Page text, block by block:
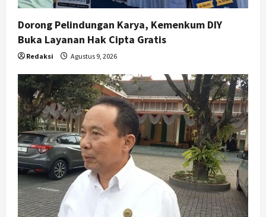
Dorong Pelindungan Karya, Kemenkum DIY
Buka Layanan Hak Cipta Gratis
Redaksi Agustus 9, 2026